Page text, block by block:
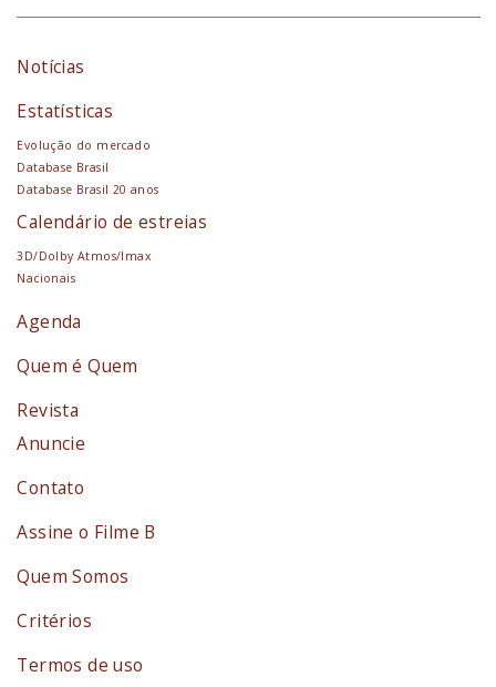
Notícias
Estatísticas
Evolução do mercado
Database Brasil
Database Brasil 20 anos
Calendário de estreias
3D/Dolby Atmos/Imax
Nacionais
Agenda
Quem é Quem
Revista
Anuncie
Contato
Assine o Filme B
Quem Somos
Critérios
Termos de uso